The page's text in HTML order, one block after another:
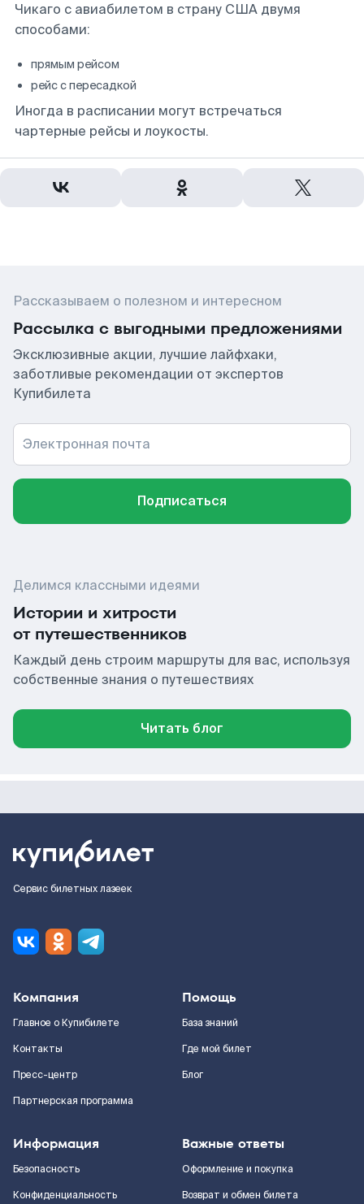
Чикаго с авиабилетом в страну США двумя
способами:
прямым рейсом
рейс с пересадкой
Иногда в расписании могут встречаться
чартерные рейсы и лоукосты.
Рассказываем о полезном и интересном
Рассылка с выгодными предложениями
Эксклюзивные акции, лучшие лайфхаки,
заботливые рекомендации от экспертов
Купибилета
Электронная почта
Подписаться
Делимся классными идеями
Истории и хитрости
от путешественников
Каждый день строим маршруты для вас, используя
собственные знания о путешествиях
Читать блог
Сервис билетных лазеек
Компания
Главное о Купибилете
Контакты
Пресс-центр
Партнерская программа
Помощь
База знаний
Где мой билет
Блог
Информация
Безопасность
Конфиденциальность
Важные ответы
Оформление и покупка
Возврат и обмен билета